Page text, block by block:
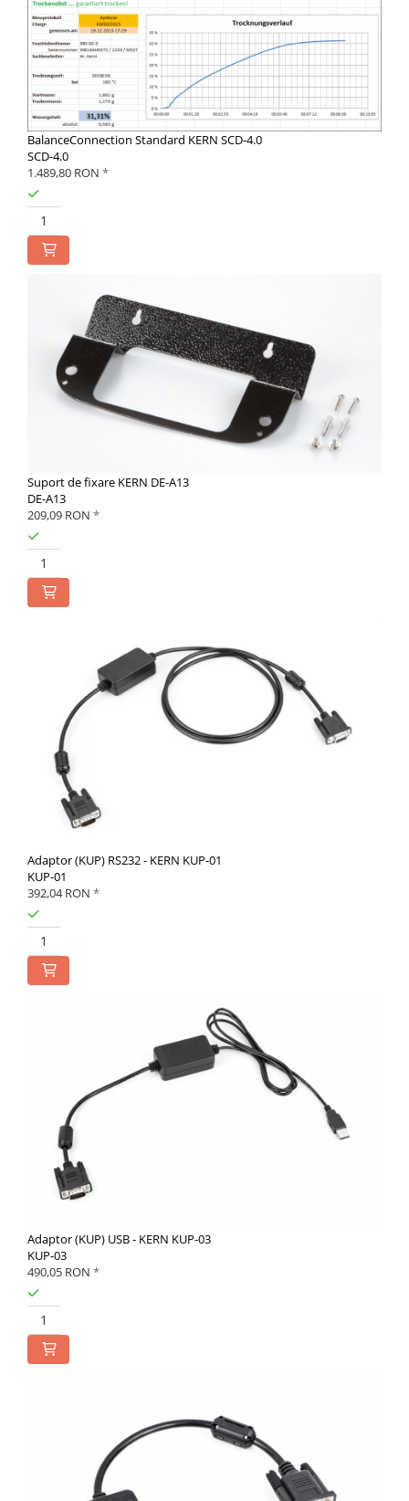
BalanceConnection Standard KERN SCD-4.0
SCD-4.0
1.489,80 RON *
Suport de fixare KERN DE-A13
DE-A13
209,09 RON *
Adaptor (KUP) RS232 - KERN KUP-01
KUP-01
392,04 RON *
Adaptor (KUP) USB - KERN KUP-03
KUP-03
490,05 RON *